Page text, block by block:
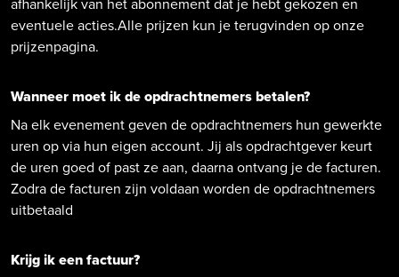
eventuele acties.Alle prijzen kun je terugvinden op onze
prijzenpagina.
Wanneer moet ik de opdrachtnemers betalen?
Na elk evenement geven de opdrachtnemers hun gewerkte
uren op via hun eigen account. Jij als opdrachtgever keurt
de uren goed of past ze aan, daarna ontvang je de facturen.
Zodra de facturen zijn voldaan worden de opdrachtnemers
uitbetaald
Krijg ik een factuur?